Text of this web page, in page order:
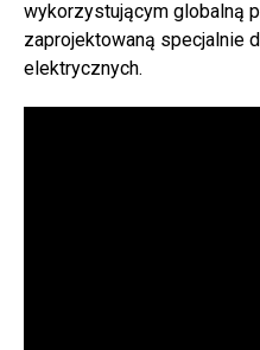
wykorzystującym globalną
zaprojektowaną specjalnie
elektrycznych.